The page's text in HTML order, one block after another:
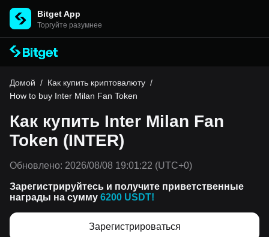
Bitget App
Торгуйте разумнее
Домой / Как купить криптовалюту /
How to buy Inter Milan Fan Token
Как купить Inter Milan Fan
Token (INTER)
Обновлено: 2026/08/08 19:01:22 (UTC+0)
Зарегистрируйтесь и получите приветственные
награды на сумму 6200 USDT!
Зарегистрироваться